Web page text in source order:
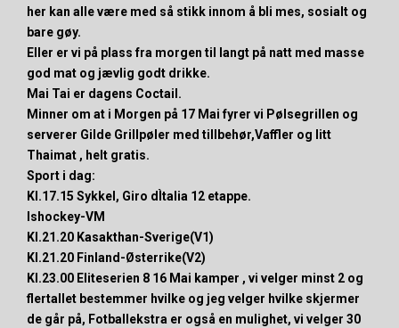
her kan alle være med så stikk innom å bli mes, sosialt og
bare gøy.
Eller er vi på plass fra morgen til langt på natt med masse
god mat og jævlig godt drikke.
Mai Tai er dagens Coctail.
Minner om at i Morgen på 17 Mai fyrer vi Pølsegrillen og
serverer Gilde Grillpøler med tillbehør,Vaffler og litt
Thaimat , helt gratis.
Sport i dag:
Kl.17.15 Sykkel, Giro dÌtalia 12 etappe.
Ishockey-VM
Kl.21.20 Kasakthan-Sverige(V1)
Kl.21.20 Finland-Østerrike(V2)
Kl.23.00 Eliteserien 8 16 Mai kamper , vi velger minst 2 og
flertallet bestemmer hvilke og jeg velger hvilke skjermer
de går på, Fotballekstra er også en mulighet, vi velger 30